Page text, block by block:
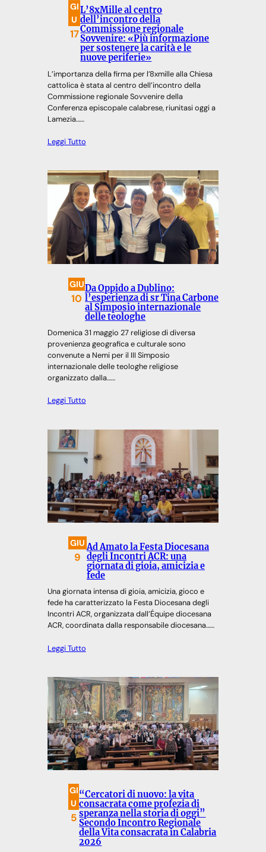
GI
U
17
L’8xMille al centro
dell’incontro della
Commissione regionale
Sovvenire: «Più informazione
per sostenere la carità e le
nuove periferie»
L’importanza della firma per l’8xmille alla Chiesa
cattolica è stata al centro dell’incontro della
Commissione regionale Sovvenire della
Conferenza episcopale calabrese, riunitasi oggi a
Lamezia……
Leggi Tutto
GIU
10
Da Oppido a Dublino:
l’esperienza di sr Tina Carbone
al Simposio internazionale
delle teologhe
Domenica 31 maggio 27 religiose di diversa
provenienza geografica e culturale sono
convenute a Nemi per il III Simposio
internazionale delle teologhe religiose
organizzato dalla……
Leggi Tutto
GIU
9
Ad Amato la Festa Diocesana
degli Incontri ACR: una
giornata di gioia, amicizia e
fede
Una giornata intensa di gioia, amicizia, gioco e
fede ha caratterizzato la Festa Diocesana degli
Incontri ACR, organizzata dall’Équipe diocesana
ACR, coordinata dalla responsabile diocesana……
Leggi Tutto
GI
U
5
“Cercatori di nuovo: la vita
consacrata come profezia di
speranza nella storia di oggi”
Secondo Incontro Regionale
della Vita consacrata in Calabria
2026